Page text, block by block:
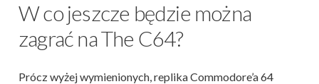
W co jeszcze będzie można
zagrać na The C64?
Prócz wyżej wymienionych, replika Commodore’a 64